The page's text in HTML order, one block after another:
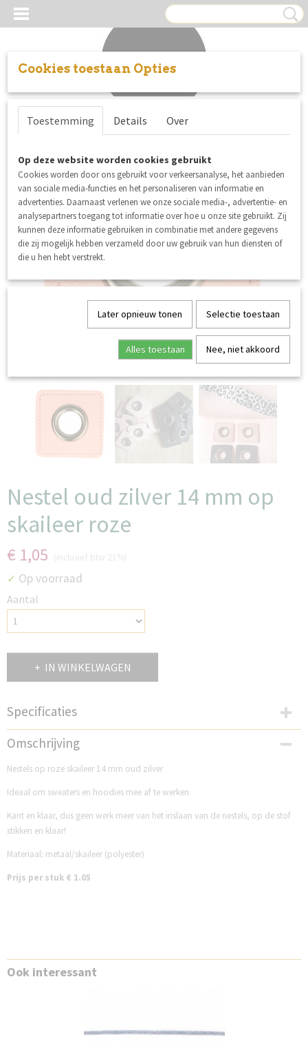
Inloggen Registreren
Nestel oud zilver 14 mm op
skaileer roze
€ 1,05
✓ Op voorraad
Aantal
IN WINKELWAGEN
Specificaties
Productcode
DB14NNR
Omschrijving
Nestels op roze skaileer 14 mm oud zilver
Ideaal om sweaters en hoodies mee af te werken
Kant en klaar, dus geen werk meer van het inslaan van de nestels, op de stof
stikken en klaar!
Materiaal: metaal/skaileer (polyester)
Prijs per stuk € 1.05
Ook interessant
Cookies toestaan Opties
Toestemming Details Over
Op deze website worden cookies gebruikt
Cookies worden door ons gebruikt voor verkeersanalyse, het aanbieden
van sociale media-functies en het personaliseren van informatie en
advertenties. Daarnaast verlenen we onze sociale media-, advertentie- en
analysepartners toegang tot informatie over hoe u onze site gebruikt. Zij
kunnen deze informatie gebruiken in combinatie met andere gegevens
die zij mogelijk hebben verzameld door uw gebruik van hun diensten of
die u hen hebt verstrekt.
Later opnieuw tonen Selectie toestaan
Alles toestaan Nee, niet akkoord